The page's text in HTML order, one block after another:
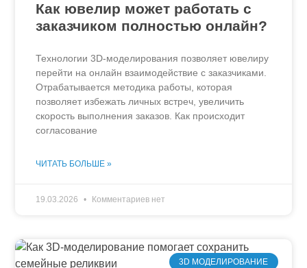
Как ювелир может работать с
заказчиком полностью онлайн?
Технологии 3D-моделирования позволяет ювелиру
перейти на онлайн взаимодействие с заказчиками.
Отрабатывается методика работы, которая
позволяет избежать личных встреч, увеличить
скорость выполнения заказов. Как происходит
согласование
ЧИТАТЬ БОЛЬШЕ »
19.03.2026 Комментариев нет
3D МОДЕЛИРОВАНИЕ